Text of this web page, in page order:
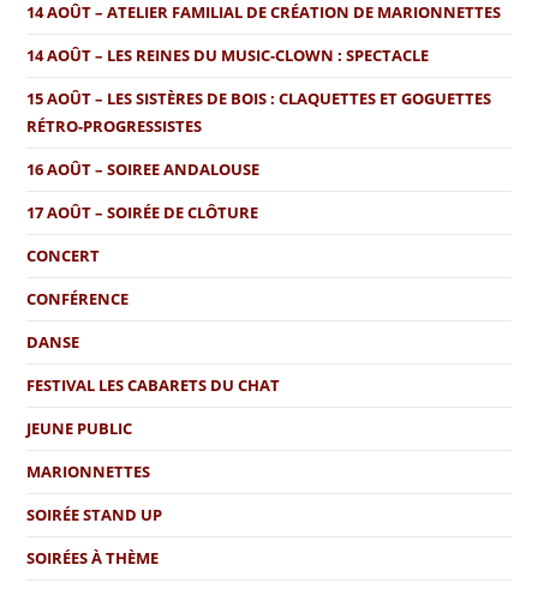
14 AOÛT – ATELIER FAMILIAL DE CRÉATION DE MARIONNETTES
14 AOÛT – LES REINES DU MUSIC-CLOWN : SPECTACLE
15 AOÛT – LES SISTÈRES DE BOIS : CLAQUETTES ET GOGUETTES
RÉTRO-PROGRESSISTES
16 AOÛT – SOIREE ANDALOUSE
17 AOÛT – SOIRÉE DE CLÔTURE
CONCERT
CONFÉRENCE
DANSE
FESTIVAL LES CABARETS DU CHAT
JEUNE PUBLIC
MARIONNETTES
SOIRÉE STAND UP
SOIRÉES À THÈME